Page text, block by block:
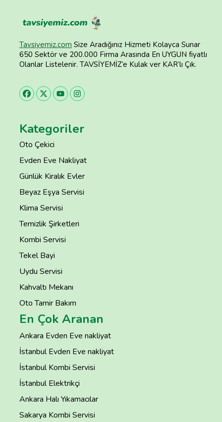
Tavsiyemiz.com Size Aradığınız Hizmeti Kolayca Sunar
650 Sektör ve 200.000 Firma Arasında En UYGUN fiyatlı
Olanlar Listelenir. TAVSİYEMİZ’e Kulak ver KAR’lı Çık.
Kategoriler
Oto Çekici
Evden Eve Nakliyat
Günlük Kiralık Evler
Beyaz Eşya Servisi
Klima Servisi
Temizlik Şirketleri
Kombi Servisi
Tekel Bayi
Uydu Servisi
Kahvaltı Mekanı
Oto Tamir Bakım
En Çok Aranan
Ankara Evden Eve nakliyat
İstanbul Evden Eve nakliyat
İstanbul Kombi Servisi
İstanbul Elektrikçi
Ankara Halı Yıkamacılar
Sakarya Kombi Servisi